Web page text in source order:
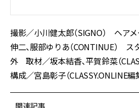
撮影／小川健太郎（SIGNO） ヘア
伸二、服部ゆりあ（CONTINUE）
外 取材／坂本結香、平賀鈴菜（
構成／宮島彰子（CLASSY.ONLINE編